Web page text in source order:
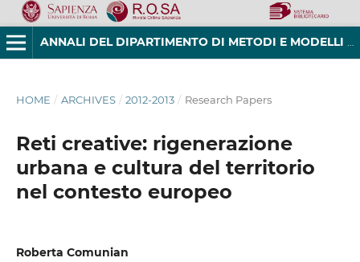
ANNALI DEL DIPARTIMENTO DI METODI E MODELLI PER L'ECONOMIA, IL TERRITORIO E LA FINANZA
HOME / ARCHIVES / 2012-2013 / Research Papers
Reti creative: rigenerazione
urbana e cultura del territorio
nel contesto europeo
Roberta Comunian